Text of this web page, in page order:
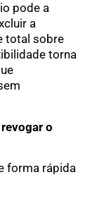
pode a
a
total sobre
torna
o
forma rápida